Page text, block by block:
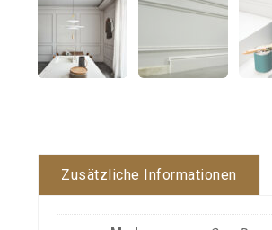
Zusätzliche Informationen